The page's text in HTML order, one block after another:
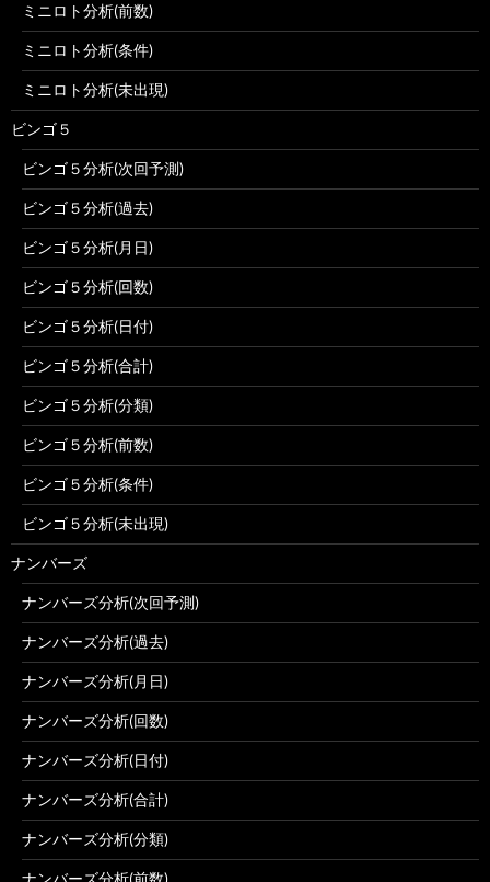
ミニロト分析(前数)
ミニロト分析(条件)
ミニロト分析(未出現)
ビンゴ５
ビンゴ５分析(次回予測)
ビンゴ５分析(過去)
ビンゴ５分析(月日)
ビンゴ５分析(回数)
ビンゴ５分析(日付)
ビンゴ５分析(合計)
ビンゴ５分析(分類)
ビンゴ５分析(前数)
ビンゴ５分析(条件)
ビンゴ５分析(未出現)
ナンバーズ
ナンバーズ分析(次回予測)
ナンバーズ分析(過去)
ナンバーズ分析(月日)
ナンバーズ分析(回数)
ナンバーズ分析(日付)
ナンバーズ分析(合計)
ナンバーズ分析(分類)